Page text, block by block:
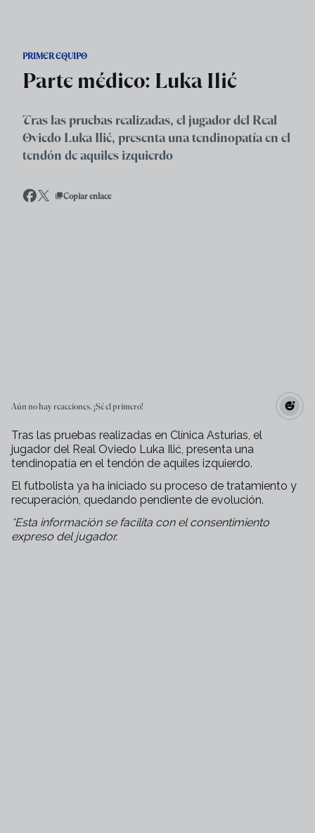
PRIMER EQUIPO
Parte médico: Luka Ilić
Tras las pruebas realizadas, el jugador del Real
Oviedo Luka Ilić, presenta una tendinopatía en el
tendón de aquiles izquierdo
Copiar enlace
Aún no hay reacciones. ¡Sé el primero!
Tras las pruebas realizadas en Clínica Asturias, el
jugador del Real Oviedo Luka Ilić, presenta una
tendinopatía en el tendón de aquiles izquierdo.
El futbolista ya ha iniciado su proceso de tratamiento y
recuperación, quedando pendiente de evolución.
*Esta información se facilita con el consentimiento
expreso del jugador.